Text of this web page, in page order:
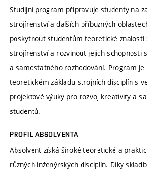
Studijní program připravuje studenty na
strojírenství a dalších příbuzných
poskytnout studentům teoretické znalosti
strojírenství a rozvinout jejich schopnosti
a samostatného rozhodování. Program je
teoretickém základu strojních disciplín s
projektové výuky pro rozvoj kreativity a
studentů.
PROFIL ABSOLVENTA
Absolvent získá široké teoretické a
různých inženýrských disciplín. Díky